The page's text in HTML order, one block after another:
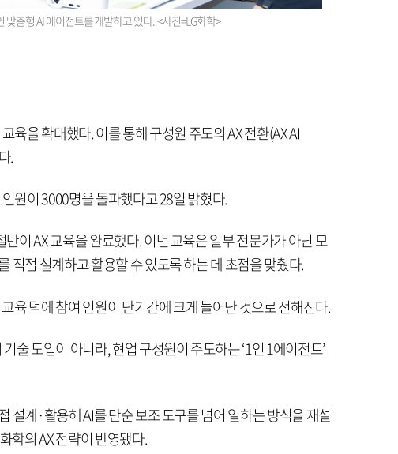
맞춤형 AI 에이전트를 개발하고 있다. <사진=LG화학>
육을 확대했다. 이를 통해 구성원 주도의 AX 전환(AX AI
.
원이 3000명을 돌파했다고 28일 밝혔다.
이 AX 교육을 완료했다. 이번 교육은 일부 전문가가 아닌 모
직접 설계하고 활용할 수 있도록 하는 데 초점을 맞췄다.
육 덕에 참여 인원이 단기간에 크게 늘어난 것으로 전해진다.
술 도입이 아니라, 현업 구성원이 주도하는 ‘1인 1에이전트’
설계·활용해 AI를 단순 보조 도구를 넘어 일하는 방식을 재설
학의 AX 전략이 반영됐다.